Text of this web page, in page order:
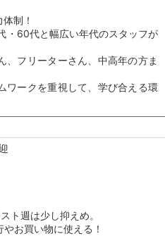
制！
60代と幅広い年代のスタッフが
、フリーターさん、中高年の方ま
ワークを重視して、学び合える環
ト週は少し抑えめ。
お買い物に使える！